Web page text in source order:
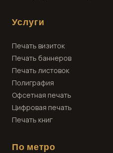
Услуги
Печать визиток
Печать баннеров
Печать листовок
Полиграфия
Офсетная печать
Цифровая печать
Печать книг
По метро